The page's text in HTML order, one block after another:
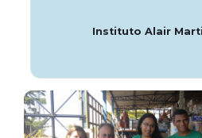
Instituto Alair